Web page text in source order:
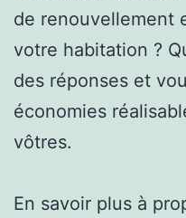
de renouvellement
votre habitation ?
des réponses et
économies
vôtres.
En savoir plus à